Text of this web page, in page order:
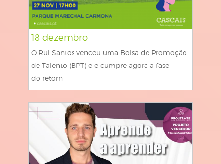
18 dezembro
O Rui Santos venceu uma Bolsa de Promoção
de Talento (BPT) e e cumpre agora a fase
do retorn